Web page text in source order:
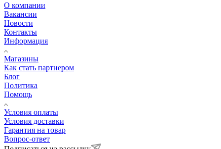
О компании
Вакансии
Новости
Контакты
Информация
Магазины
Как стать партнером
Блог
Политика
Помощь
Условия оплаты
Условия доставки
Гарантия на товар
Вопрос-ответ